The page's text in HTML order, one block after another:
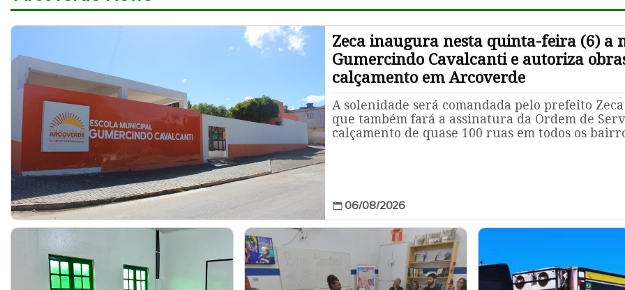
Zeca inaugura nesta quinta-feira (6) a
Gumercindo Cavalcanti e autoriza
calçamento em Arcoverde
A solenidade será comandada pelo prefeito
que também fará a assinatura da Ordem de
calçamento de quase 100 ruas em todos os
06/08/2026